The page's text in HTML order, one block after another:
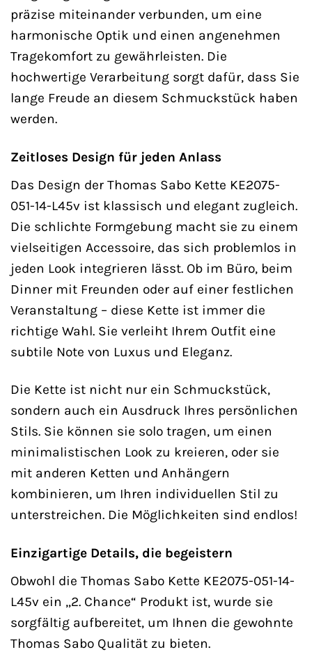
präzise miteinander verbunden, um eine
harmonische Optik und einen angenehmen
Tragekomfort zu gewährleisten. Die
hochwertige Verarbeitung sorgt dafür, dass Sie
lange Freude an diesem Schmuckstück haben
werden.
Zeitloses Design für jeden Anlass
Das Design der Thomas Sabo Kette KE2075-
051-14-L45v ist klassisch und elegant zugleich.
Die schlichte Formgebung macht sie zu einem
vielseitigen Accessoire, das sich problemlos in
jeden Look integrieren lässt. Ob im Büro, beim
Dinner mit Freunden oder auf einer festlichen
Veranstaltung – diese Kette ist immer die
richtige Wahl. Sie verleiht Ihrem Outfit eine
subtile Note von Luxus und Eleganz.
Die Kette ist nicht nur ein Schmuckstück,
sondern auch ein Ausdruck Ihres persönlichen
Stils. Sie können sie solo tragen, um einen
minimalistischen Look zu kreieren, oder sie
mit anderen Ketten und Anhängern
kombinieren, um Ihren individuellen Stil zu
unterstreichen. Die Möglichkeiten sind endlos!
Einzigartige Details, die begeistern
Obwohl die Thomas Sabo Kette KE2075-051-14-
L45v ein „2. Chance“ Produkt ist, wurde sie
sorgfältig aufbereitet, um Ihnen die gewohnte
Thomas Sabo Qualität zu bieten.